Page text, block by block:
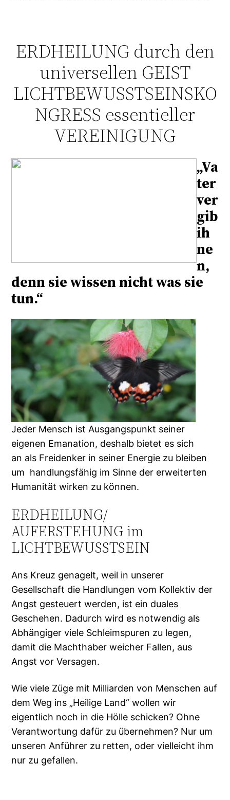
ERDHEILUNG durch den
universellen GEIST
LICHTBEWUSSTSEINSKO
NGRESS essentieller
VEREINIGUNG
„Va
ter
ver
gib
ih
ne
n,
denn sie wissen nicht was sie
tun.“
Jeder Mensch ist Ausgangspunkt seiner
eigenen Emanation, deshalb bietet es sich
an als Freidenker in seiner Energie zu bleiben
um handlungsfähig im Sinne der erweiterten
Humanität wirken zu können.
ERDHEILUNG/
AUFERSTEHUNG im
LICHTBEWUSSTSEIN
Ans Kreuz genagelt, weil in unserer
Gesellschaft die Handlungen vom Kollektiv der
Angst gesteuert werden, ist ein duales
Geschehen. Dadurch wird es notwendig als
Abhängiger viele Schleimspuren zu legen,
damit die Machthaber weicher Fallen, aus
Angst vor Versagen.
Wie viele Züge mit Milliarden von Menschen auf
dem Weg ins „Heilige Land“ wollen wir
eigentlich noch in die Hölle schicken? Ohne
Verantwortung dafür zu übernehmen? Nur um
unseren Anführer zu retten, oder vielleicht ihm
nur zu gefallen.